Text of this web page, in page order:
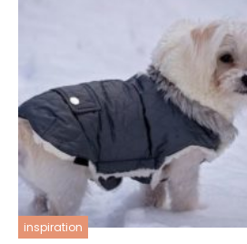
inspiration